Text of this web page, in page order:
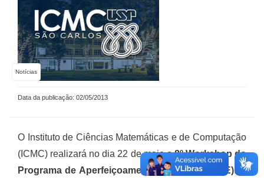
Notícias
Data da publicação: 02/05/2013
O Instituto de Ciências Matemáticas e de Computação
(ICMC) realizará no dia 22 de maio o8º Workshop do
Programa de Aperfeiçoamento de Ensino (PAE). O